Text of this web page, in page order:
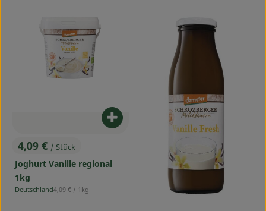
, Preis:
4,09 € / Stück
Joghurt Vanille regional
1kg
, Herkunft:
Deutschland, Referenzpreis:
4,09 € / 1kg
Produkt zum Warenkorb